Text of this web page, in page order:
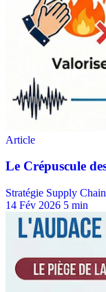
Stratégie Supply Chain
14 Fév 2026 5 min